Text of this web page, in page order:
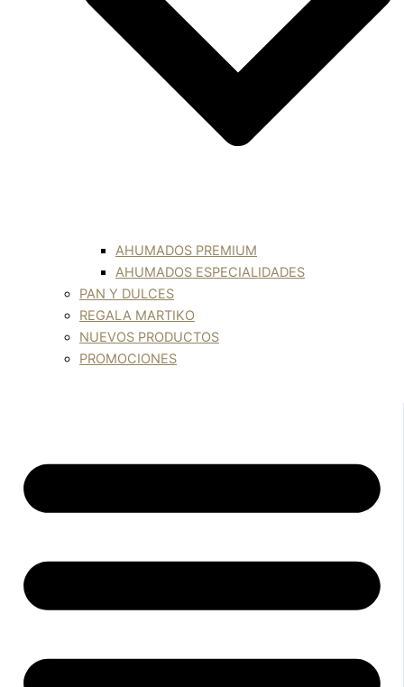
AHUMADOS PREMIUM
AHUMADOS ESPECIALIDADES
PAN Y DULCES
REGALA MARTIKO
NUEVOS PRODUCTOS
PROMOCIONES